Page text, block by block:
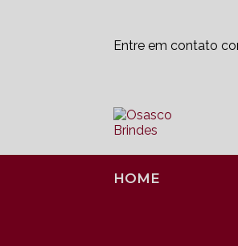
Entre em contato
HOME